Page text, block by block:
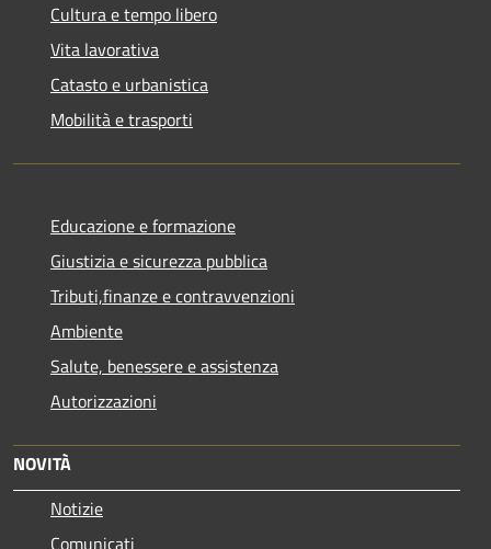
Cultura e tempo libero
Vita lavorativa
Catasto e urbanistica
Mobilità e trasporti
Educazione e formazione
Giustizia e sicurezza pubblica
Tributi,finanze e contravvenzioni
Ambiente
Salute, benessere e assistenza
Autorizzazioni
NOVITÀ
Notizie
Comunicati